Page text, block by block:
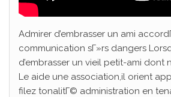
Admirer d’embrasser un ami
communication sГ»rs dangers
d’embrasser un vieil petit-ami dont
Le aide une association,il orient
filez tonalitГ© administration en